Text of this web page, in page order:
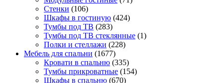
Стенки (106)
Шкафы в гостиную (424)
Тумбы под ТВ (283)
Тумбы под ТВ стеклянные (1)
Полки и стеллажи (228)
Мебель для спальни (1677)
Кровати в спальню (335)
Тумбы прикроватные (154)
Шкафы в спальню (670)